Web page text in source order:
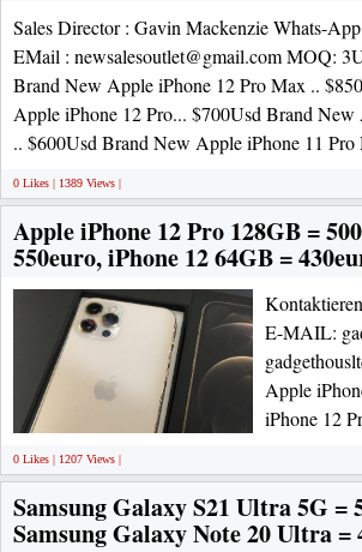
Sales Director : Gavin Mackenzie Whats-
EMail : newsalesoutlet@gmail.com MOQ:
Brand New Apple iPhone 12 Pro Max ..
Apple iPhone 12 Pro... $700Usd Brand
.. $600Usd Brand New Apple iPhone 11 Pro
0 Likes | 1389 Views |
Apple iPhone 12 Pro 128GB =
550euro, iPhone 12 64GB =
E-MAIL:
Apple
iPhone 12
0 Likes | 1207 Views |
Samsung Galaxy S21 Ultra 5G =
Samsung Galaxy Note 20 Ultra =